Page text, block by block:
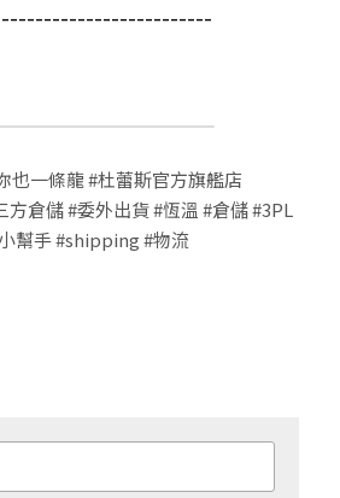
也一條龍#杜蕾斯官方旗艦店
方倉儲#委外出貨#恆溫 #倉儲#3PL
幫手#shipping#物流